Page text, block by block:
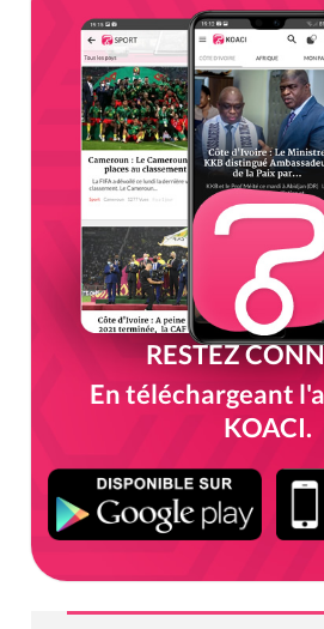
RESTEZ
En téléchargeant
KOACI.